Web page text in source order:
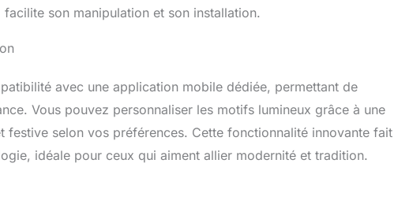
LED Sapin de Noël ont un look élégant et magnifique et un effet
et diversifié, parfait pour jardins, yards, salon, véranda, balcon,
son manipulation et son installation.
avec une application mobile dédiée, permettant de
Vous pouvez personnaliser les motifs lumineux grâce à une
festive selon vos préférences. Cette fonctionnalité innovante fait
idéale pour ceux qui aiment allier modernité et tradition.